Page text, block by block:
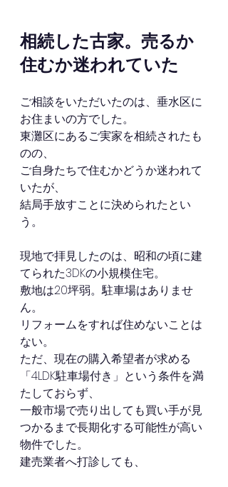
相続した古家。売るか
住むか迷われていた
ご相談をいただいたのは、垂水区に
お住まいの方でした。
東灘区にあるご実家を相続されたも
のの、
ご自身たちで住むかどうか迷われて
いたが、
結局手放すことに決められたとい
う。
現地で拝見したのは、昭和の頃に建
てられた3DKの小規模住宅。
敷地は20坪弱。駐車場はありませ
ん。
リフォームをすれば住めないことは
ない。
ただ、現在の購入希望者が求める
「4LDK駐車場付き」という条件を満
たしておらず、
一般市場で売り出しても買い手が見
つかるまで長期化する可能性が高い
物件でした。
建売業者へ打診しても、